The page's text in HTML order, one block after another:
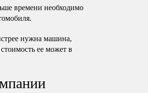
времени необходимо
нужна машина,
ее может в